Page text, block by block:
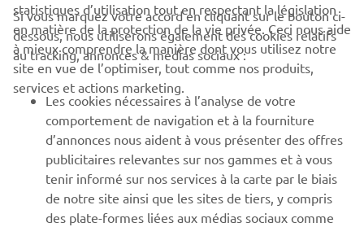
CORPORATE
BUSINESS
PLUS YAMAHA
SUPPORT
NEWSLETTER
statistiques d’utilisation tout en respectant la législation
en matière de la protection de la vie privée. Ceci nous aide
à mieux comprendre la manière dont vous utilisez notre
site en vue de l’optimiser, tout comme nos produits,
services et actions marketing.
Si vous marquez votre accord en cliquant sur le bouton ci-
dessous, nous utiliserons également des cookies relatifs
au tracking, annonces & médias sociaux :
Les cookies nécessaires à l’analyse de votre
comportement de navigation et à la fourniture
d’annonces nous aident à vous présenter des offres
publicitaires relevantes sur nos gammes et à vous
tenir informé sur nos services à la carte par le biais
de notre site ainsi que les sites de tiers, y compris
des plate-formes liées aux médias sociaux comme